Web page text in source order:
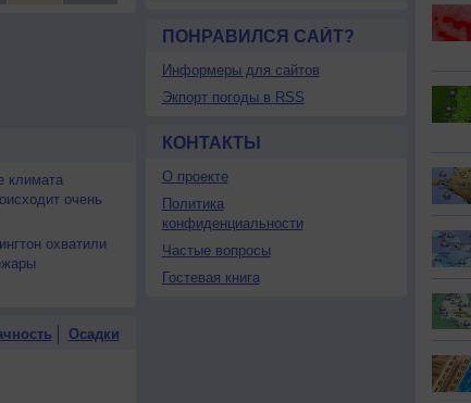
климата
очень
охватили
Осадки
ПОНРАВИЛСЯ САЙТ?
Информеры для сайтов
Экпорт погоды в RSS
КОНТАКТЫ
О проекте
Политика
конфиденциальности
Частые вопросы
Гостевая книга